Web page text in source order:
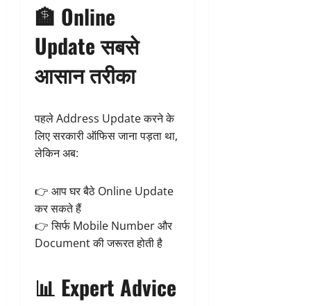
🏦 Online
Update सबसे
आसान तरीका
पहले Address Update करने के
लिए सरकारी ऑफिस जाना पड़ता था,
लेकिन अब:
👉 आप घर बैठे Online Update
कर सकते हैं
👉 सिर्फ Mobile Number और
Document की जरूरत होती है
📊 Expert Advice